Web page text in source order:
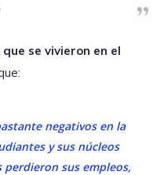
se vivieron en el
negativos en la
y sus núcleos
sus empleos,